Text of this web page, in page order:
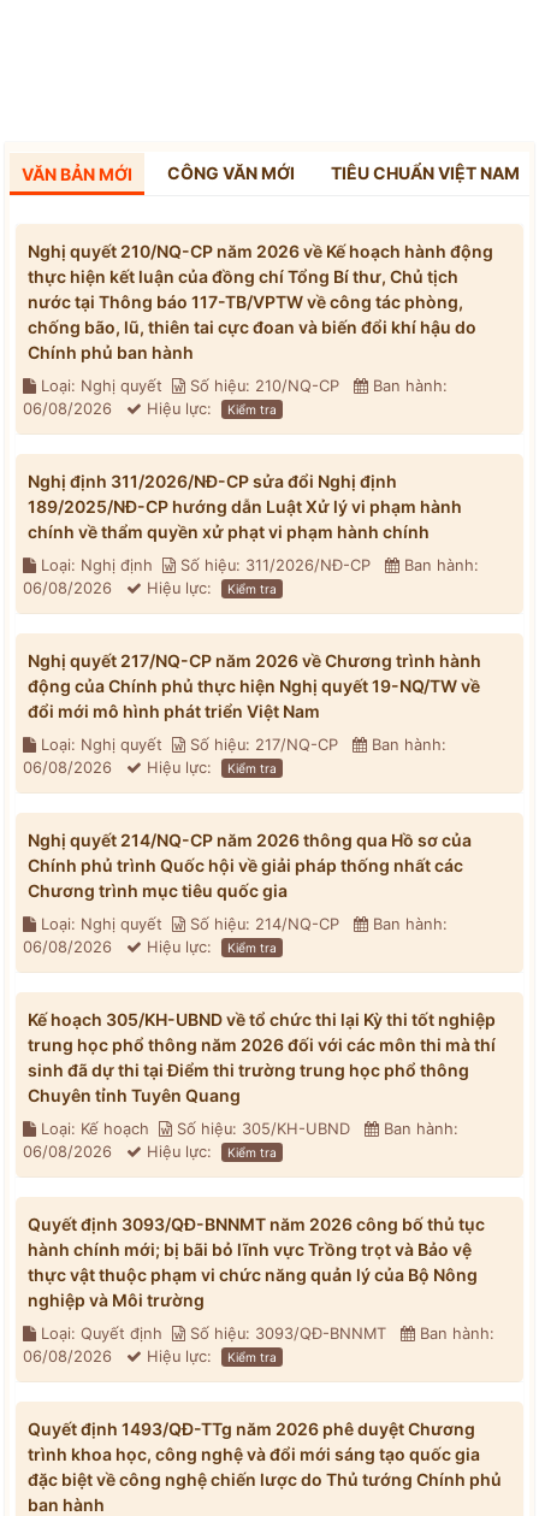
VĂN BẢN MỚI CÔNG VĂN MỚI TIÊU CHUẨN VIỆT NAM
Nghị quyết 210/NQ-CP năm 2026 về Kế hoạch hành động
thực hiện kết luận của đồng chí Tổng Bí thư, Chủ tịch
nước tại Thông báo 117-TB/VPTW về công tác phòng,
chống bão, lũ, thiên tai cực đoan và biến đổi khí hậu do
Chính phủ ban hành
Loại: Nghị quyết Số hiệu: 210/NQ-CP
Ban hành:
06/08/2026
Hiệu lực: Kiểm tra
Nghị định 311/2026/NĐ-CP sửa đổi Nghị định
189/2025/NĐ-CP hướng dẫn Luật Xử lý vi phạm hành
chính về thẩm quyền xử phạt vi phạm hành chính
Loại: Nghị định Số hiệu: 311/2026/NĐ-CP
Ban hành:
06/08/2026
Hiệu lực: Kiểm tra
Nghị quyết 217/NQ-CP năm 2026 về Chương trình hành
động của Chính phủ thực hiện Nghị quyết 19-NQ/TW về
đổi mới mô hình phát triển Việt Nam
Loại: Nghị quyết Số hiệu: 217/NQ-CP
Ban hành:
06/08/2026
Hiệu lực: Kiểm tra
Nghị quyết 214/NQ-CP năm 2026 thông qua Hồ sơ của
Chính phủ trình Quốc hội về giải pháp thống nhất các
Chương trình mục tiêu quốc gia
Loại: Nghị quyết Số hiệu: 214/NQ-CP
Ban hành:
06/08/2026
Hiệu lực: Kiểm tra
Kế hoạch 305/KH-UBND về tổ chức thi lại Kỳ thi tốt nghiệp
trung học phổ thông năm 2026 đối với các môn thi mà thí
sinh đã dự thi tại Điểm thi trường trung học phổ thông
Chuyên tỉnh Tuyên Quang
Loại: Kế hoạch Số hiệu: 305/KH-UBND
Ban hành:
06/08/2026
Hiệu lực: Kiểm tra
Quyết định 3093/QĐ-BNNMT năm 2026 công bố thủ tục
hành chính mới; bị bãi bỏ lĩnh vực Trồng trọt và Bảo vệ
thực vật thuộc phạm vi chức năng quản lý của Bộ Nông
nghiệp và Môi trường
Loại: Quyết định Số hiệu: 3093/QĐ-BNNMT
Ban hành:
06/08/2026
Hiệu lực: Kiểm tra
Quyết định 1493/QĐ-TTg năm 2026 phê duyệt Chương
trình khoa học, công nghệ và đổi mới sáng tạo quốc gia
đặc biệt về công nghệ chiến lược do Thủ tướng Chính phủ
ban hành